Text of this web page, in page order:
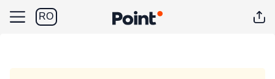
RO